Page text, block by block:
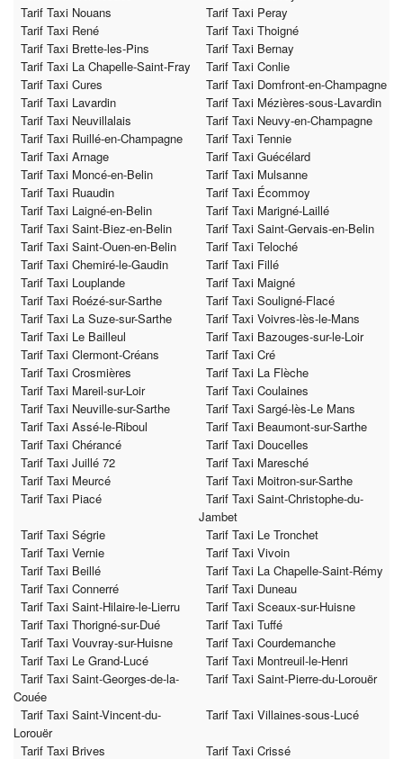
Tarif Taxi Nouans
Tarif Taxi Peray
Tarif Taxi René
Tarif Taxi Thoigné
Tarif Taxi Brette-les-Pins
Tarif Taxi Bernay
Tarif Taxi La Chapelle-Saint-Fray
Tarif Taxi Conlie
Tarif Taxi Cures
Tarif Taxi Domfront-en-Champagne
Tarif Taxi Lavardin
Tarif Taxi Mézières-sous-Lavardin
Tarif Taxi Neuvillalais
Tarif Taxi Neuvy-en-Champagne
Tarif Taxi Ruillé-en-Champagne
Tarif Taxi Tennie
Tarif Taxi Arnage
Tarif Taxi Guécélard
Tarif Taxi Moncé-en-Belin
Tarif Taxi Mulsanne
Tarif Taxi Ruaudin
Tarif Taxi Écommoy
Tarif Taxi Laigné-en-Belin
Tarif Taxi Marigné-Laillé
Tarif Taxi Saint-Biez-en-Belin
Tarif Taxi Saint-Gervais-en-Belin
Tarif Taxi Saint-Ouen-en-Belin
Tarif Taxi Teloché
Tarif Taxi Chemiré-le-Gaudin
Tarif Taxi Fillé
Tarif Taxi Louplande
Tarif Taxi Maigné
Tarif Taxi Roézé-sur-Sarthe
Tarif Taxi Souligné-Flacé
Tarif Taxi La Suze-sur-Sarthe
Tarif Taxi Voivres-lès-le-Mans
Tarif Taxi Le Bailleul
Tarif Taxi Bazouges-sur-le-Loir
Tarif Taxi Clermont-Créans
Tarif Taxi Cré
Tarif Taxi Crosmières
Tarif Taxi La Flèche
Tarif Taxi Mareil-sur-Loir
Tarif Taxi Coulaines
Tarif Taxi Neuville-sur-Sarthe
Tarif Taxi Sargé-lès-Le Mans
Tarif Taxi Assé-le-Riboul
Tarif Taxi Beaumont-sur-Sarthe
Tarif Taxi Chérancé
Tarif Taxi Doucelles
Tarif Taxi Juillé 72
Tarif Taxi Maresché
Tarif Taxi Meurcé
Tarif Taxi Moitron-sur-Sarthe
Tarif Taxi Piacé
Tarif Taxi Saint-Christophe-du-
Jambet
Tarif Taxi Ségrie
Tarif Taxi Le Tronchet
Tarif Taxi Vernie
Tarif Taxi Vivoin
Tarif Taxi Beillé
Tarif Taxi La Chapelle-Saint-Rémy
Tarif Taxi Connerré
Tarif Taxi Duneau
Tarif Taxi Saint-Hilaire-le-Lierru
Tarif Taxi Sceaux-sur-Huisne
Tarif Taxi Thorigné-sur-Dué
Tarif Taxi Tuffé
Tarif Taxi Vouvray-sur-Huisne
Tarif Taxi Courdemanche
Tarif Taxi Le Grand-Lucé
Tarif Taxi Montreuil-le-Henri
Tarif Taxi Saint-Georges-de-la-
Couée
Tarif Taxi Saint-Pierre-du-Lorouër
Tarif Taxi Saint-Vincent-du-
Lorouër
Tarif Taxi Villaines-sous-Lucé
Tarif Taxi Brives
Tarif Taxi Crissé